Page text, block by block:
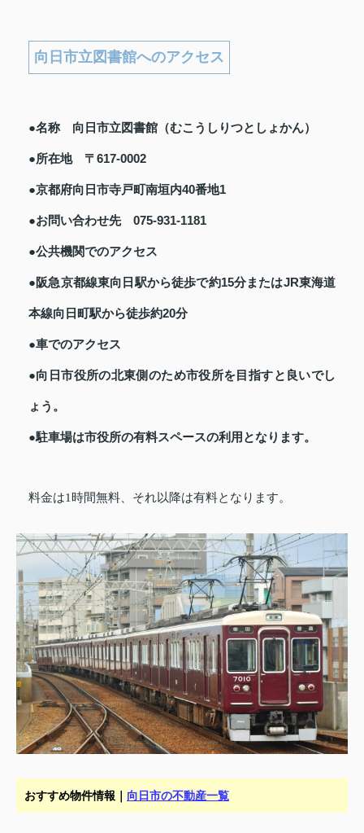
向日市立図書館へのアクセス
●名称 向日市立図書館（むこうしりつとしょかん）
●所在地 〒617-0002
●京都府向日市寺戸町南垣内40番地1
●お問い合わせ先 075-931-1181
●公共機関でのアクセス
●阪急京都線東向日駅から徒歩で約15分またはJR東海道
本線向日町駅から徒歩約20分
●車でのアクセス
●向日市役所の北東側のため市役所を目指すと良いでし
ょう。
●駐車場は市役所の有料スペースの利用となります。
料金は1時間無料、それ以降は有料となります。
おすすめ物件情報｜ 向日市の不動産一覧